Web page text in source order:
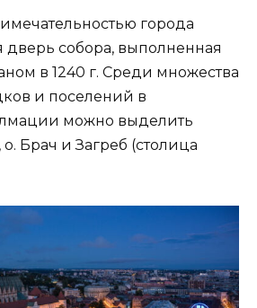
города
дверь собора, выполненная
в 1240 г. Среди множества
и поселений в
можно выделить
Брач и Загреб (столица